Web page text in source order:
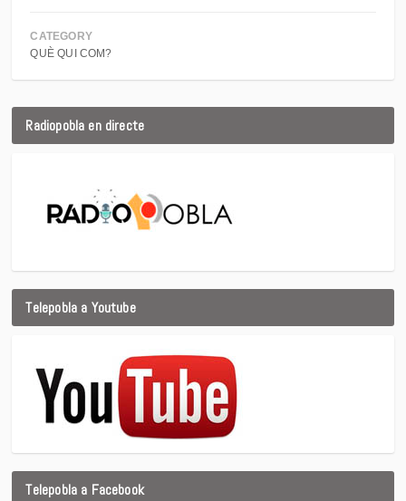
CATEGORY
QUÈ QUI COM?
Radiopobla en directe
Telepobla a Youtube
Telepobla a Facebook